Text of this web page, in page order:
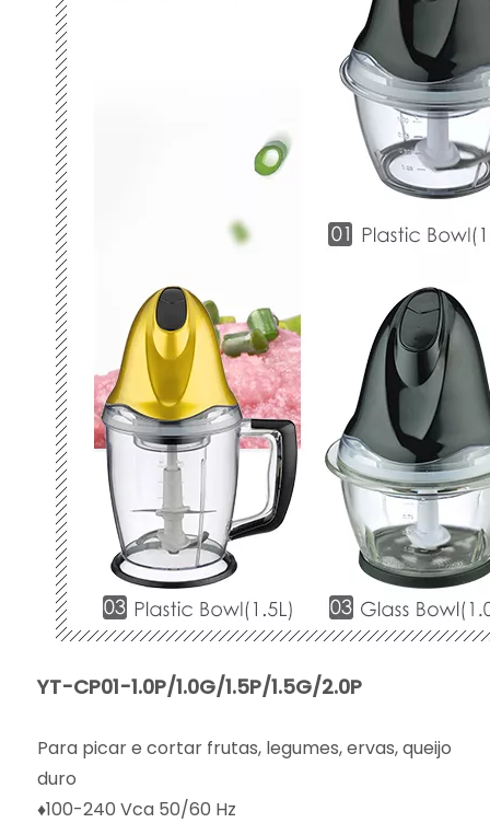
YT-CP01-1.0P/1.0G/1.5P/1.5G/2.0P
Para picar e cortar frutas, legumes, ervas, queijo
duro
♦100-240 Vca 50/60 Hz